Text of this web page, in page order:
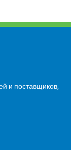
и поставщиков,